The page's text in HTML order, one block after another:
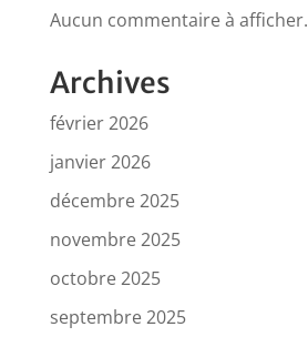
Aucun commentaire à afficher.
Archives
février 2026
janvier 2026
décembre 2025
novembre 2025
octobre 2025
septembre 2025